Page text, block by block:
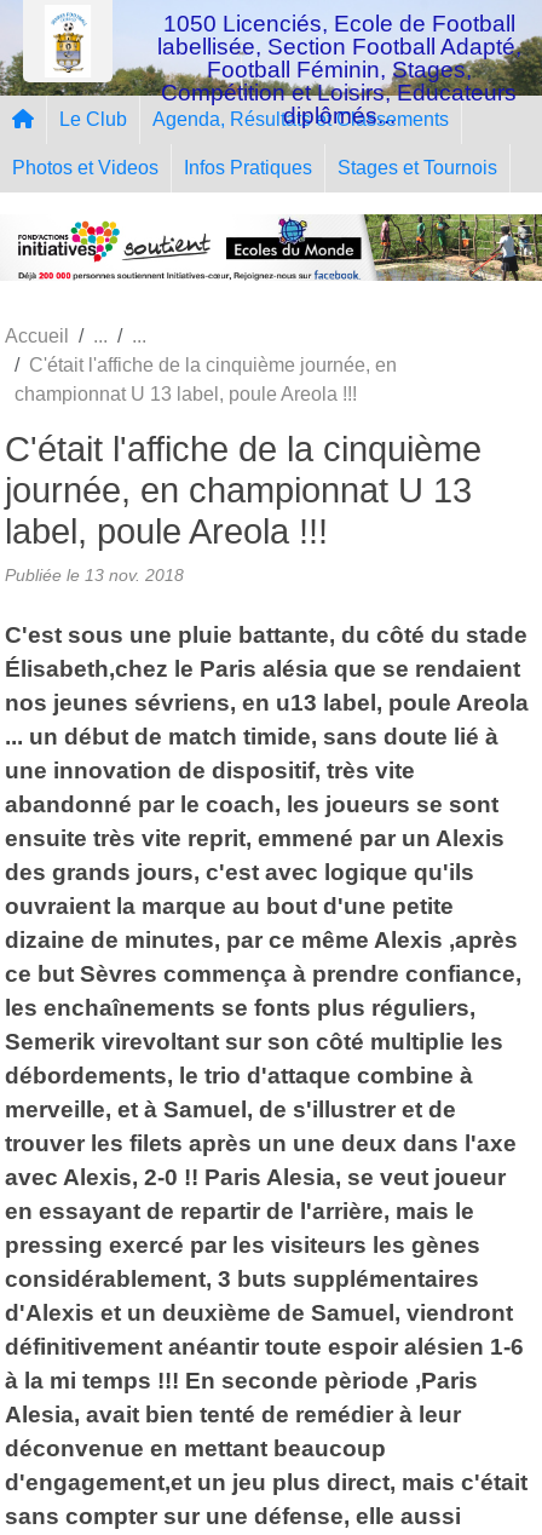
1050 Licenciés, Ecole de Football
labellisée, Section Football Adapté,
Football Féminin, Stages,
Compétition et Loisirs, Educateurs
diplômés...
Le Club Agenda, Résultats et Classements
Photos et Videos Infos Pratiques Stages et Tournois
Accueil
C'était l'affiche de la cinquième journée, en
championnat U 13 label, poule Areola !!!
C'était l'affiche de la cinquième
journée, en championnat U 13
label, poule Areola !!!
Publiée le 13 nov. 2018
C'est sous une pluie battante, du côté du stade
Élisabeth,chez le Paris alésia que se rendaient
nos jeunes sévriens, en u13 label, poule Areola
... un début de match timide, sans doute lié à
une innovation de dispositif, très vite
abandonné par le coach, les joueurs se sont
ensuite très vite reprit, emmené par un Alexis
des grands jours, c'est avec logique qu'ils
ouvraient la marque au bout d'une petite
dizaine de minutes, par ce même Alexis ,après
ce but Sèvres commença à prendre confiance,
les enchaînements se fonts plus réguliers,
Semerik virevoltant sur son côté multiplie les
débordements, le trio d'attaque combine à
merveille, et à Samuel, de s'illustrer et de
trouver les filets après un une deux dans l'axe
avec Alexis, 2-0 !! Paris Alesia, se veut joueur
en essayant de repartir de l'arrière, mais le
pressing exercé par les visiteurs les gènes
considérablement, 3 buts supplémentaires
d'Alexis et un deuxième de Samuel, viendront
définitivement anéantir toute espoir alésien 1-6
à la mi temps !!! En seconde pèriode ,Paris
Alesia, avait bien tenté de remédier à leur
déconvenue en mettant beaucoup
d'engagement,et un jeu plus direct, mais c'était
sans compter sur une défense, elle aussi
Panneau de gestion des cookies